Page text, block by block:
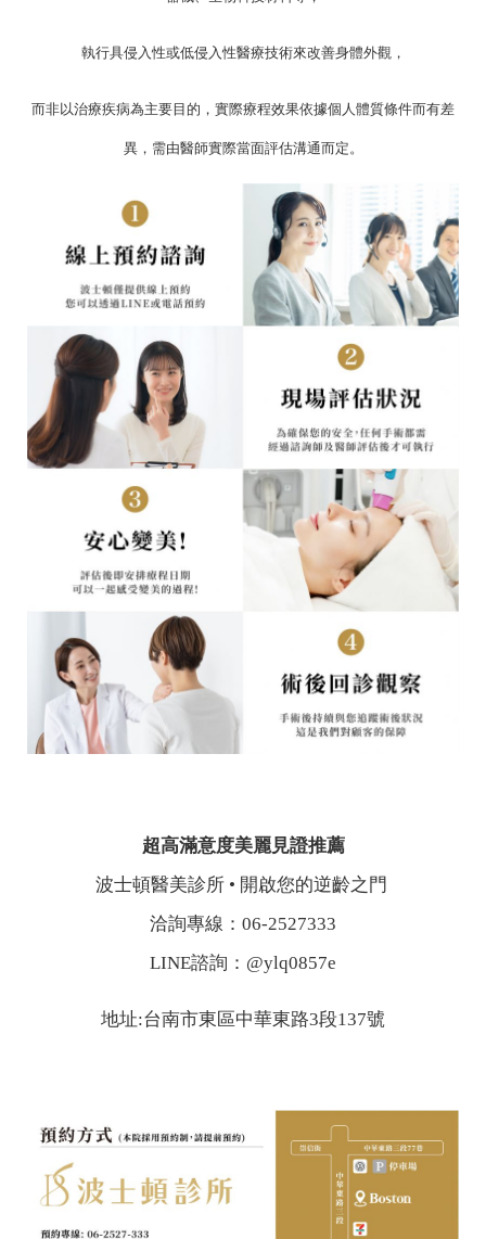
執行具侵入性或低侵入性醫療技術來改善身體外觀，
而非以治療疾病為主要目的，實際療程效果依據個人體質條件而有差
異，需由醫師實際當面評估溝通而定。
超高滿意度美麗見證推薦
波士頓醫美診所 • 開啟您的逆齡之門
洽詢專線：06-2527333
LINE諮詢：@ylq0857e
地址:台南市東區中華東路3段137號